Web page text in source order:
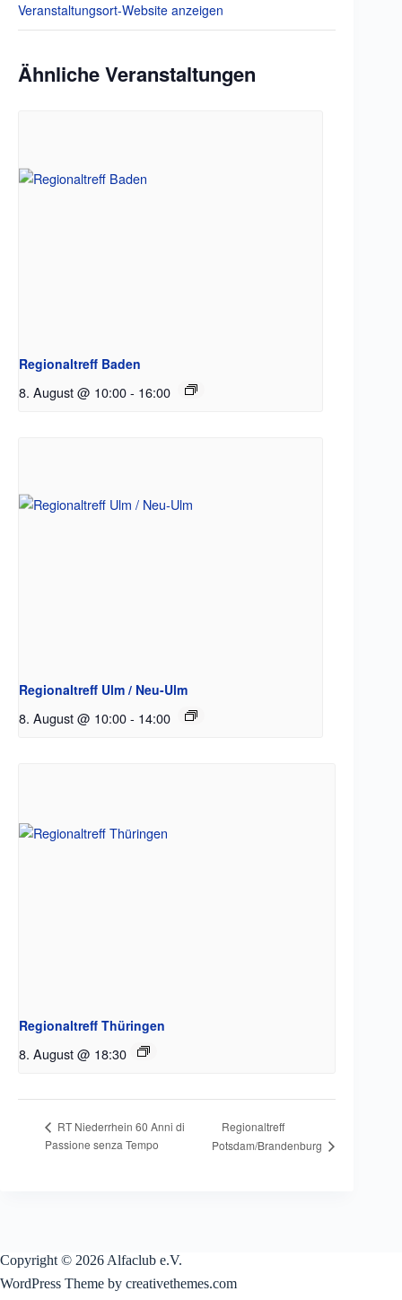
Veranstaltungsort-Website anzeigen
Ähnliche Veranstaltungen
Regionaltreff Baden
8. August @ 10:00- 16:00
Regionaltreff Ulm / Neu-Ulm
8. August @ 10:00- 14:00
Regionaltreff Thüringen
8. August @ 18:30
RT Niederrhein 60 Anni di
Passione senza Tempo
Regionaltreff
Potsdam/Brandenburg
Copyright © 2026 Alfaclub e.V.
WordPress Theme by creativethemes.com